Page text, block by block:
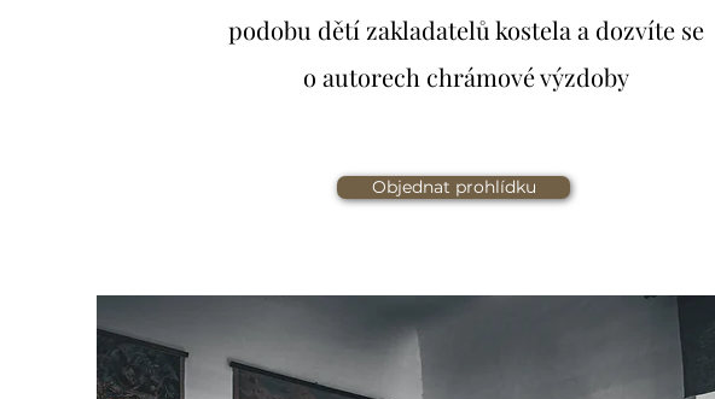
podobu dětí zakladatelů kostela a dozvíte se
o autorech chrámové výzdoby
Objednat prohlídku